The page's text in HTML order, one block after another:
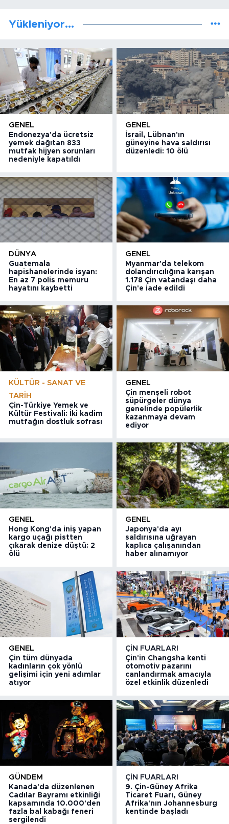
Yükleniyor...
GENEL
Endonezya'da ücretsiz
yemek dağıtan 833
mutfak hijyen sorunları
nedeniyle kapatıldı
GENEL
İsrail, Lübnan'ın
güneyine hava saldırısı
düzenledi: 10 ölü
DÜNYA
Guatemala
hapishanelerinde isyan:
En az 7 polis memuru
hayatını kaybetti
GENEL
Myanmar'da telekom
dolandırıcılığına karışan
1.178 Çin vatandaşı daha
Çin'e iade edildi
KÜLTÜR - SANAT VE
TARIH
Çin-Türkiye Yemek ve
Kültür Festivali: İki kadim
mutfağın dostluk sofrası
GENEL
Çin menşeli robot
süpürgeler dünya
genelinde popülerlik
kazanmaya devam
ediyor
GENEL
Hong Kong'da iniş yapan
kargo uçağı pistten
çıkarak denize düştü: 2
ölü
GENEL
Japonya'da ayı
saldırısına uğrayan
kaplıca çalışanından
haber alınamıyor
GENEL
Çin tüm dünyada
kadınların çok yönlü
gelişimi için yeni adımlar
atıyor
ÇIN FUARLARI
Çin'in Changsha kenti
otomotiv pazarını
canlandırmak amacıyla
özel etkinlik düzenledi
GÜNDEM
Kanada'da düzenlenen
Cadılar Bayramı etkinliği
kapsamında 10.000'den
fazla bal kabağı feneri
sergilendi
ÇIN FUARLARI
9. Çin-Güney Afrika
Ticaret Fuarı, Güney
Afrika'nın Johannesburg
kentinde başladı